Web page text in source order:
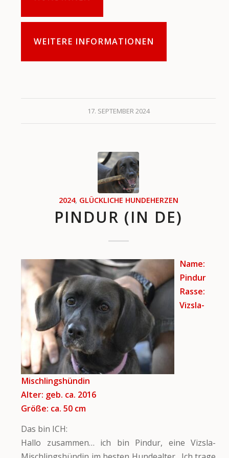
WEITERE INFORMATIONEN
17. SEPTEMBER 2024
2024, GLÜCKLICHE HUNDEHERZEN
PINDUR (IN DE)
Name:
Pindur
Rasse:
Vizsla-
Mischlingshündin
Alter: geb. ca. 2016
Größe: ca. 50 cm
Das bin ICH:
Hallo zusammen… ich bin Pindur, eine Vizsla-